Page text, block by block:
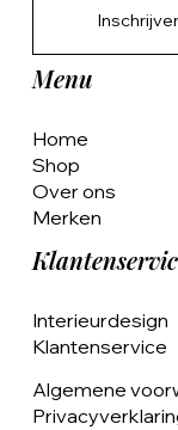
Menu
Home
Shop
Over ons
Merken
Interieurdesign
Klantenservice
Algemene